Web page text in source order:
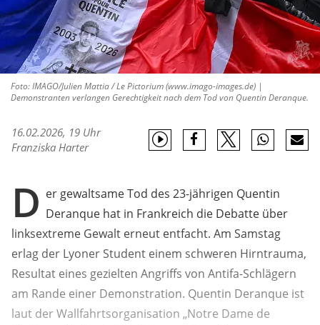
Foto: IMAGO/Julien Mattia / Le Pictorium (www.imago-images.de) |
Demonstranten verlangen Gerechtigkeit nach dem Tod von Quentin Deranque.
16.02.2026, 19 Uhr
Franziska Harter
D er gewaltsame Tod des 23-jährigen Quentin
Deranque hat in Frankreich die Debatte über
linksextreme Gewalt erneut entfacht. Am Samstag
erlag der Lyoner Student einem schweren Hirntrauma,
Resultat eines gezielten Angriffs von Antifa-Schlägern
am Rande einer Demonstration. Quentin Deranque ist
laut der Wallfahrtsorganisation „Notre Dame de